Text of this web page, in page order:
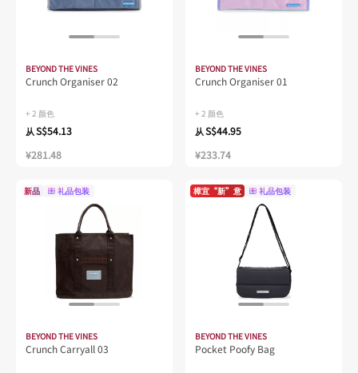
BEYOND THE VINES
Crunch Organiser 02
+ 2 颜色
从S$54.13
¥281.48
BEYOND THE VINES
Crunch Organiser 01
+ 2 颜色
从S$44.95
¥233.74
新品 礼品包装
BEYOND THE VINES
Crunch Carryall 03
樟宜“新”意 礼品包装
BEYOND THE VINES
Pocket Poofy Bag